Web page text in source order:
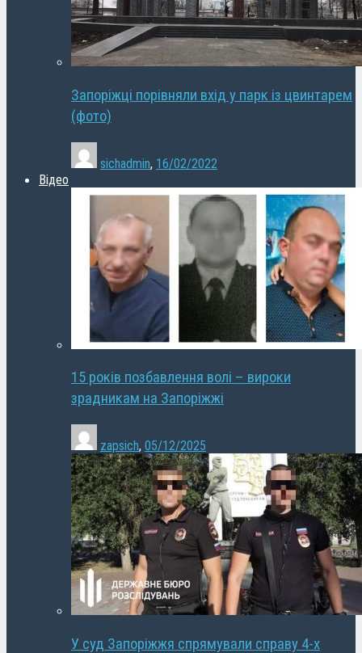
Запоріжці порівняли вхід у парк із цвинтарем
(фото)
sichadmin, 16/02/2022
Відео
15 років позбавлення волі – вироки
зрадникам на Запоріжжі
zapsich, 05/12/2025
У суд Запоріжжя спрямували справу 4-х